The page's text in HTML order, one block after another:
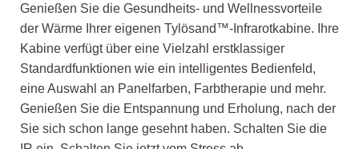
Genießen Sie die Gesundheits- und Wellnessvorteile
der Wärme Ihrer eigenen Tylösand™-Infrarotkabine. Ihre
Kabine verfügt über eine Vielzahl erstklassiger
Standardfunktionen wie ein intelligentes Bedienfeld,
eine Auswahl an Panelfarben, Farbtherapie und mehr.
Genießen Sie die Entspannung und Erholung, nach der
Sie sich schon lange gesehnt haben. Schalten Sie die